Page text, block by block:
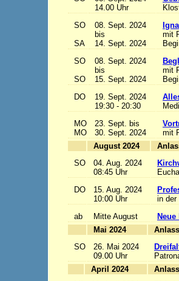
14.00 Uhr
SO
SA
08. Sept. 2024
bis
14. Sept. 2024
mit
SO
SO
08. Sept. 2024
bis
15. Sept. 2024
mit
DO
19. Sept. 2024
19:30 - 20:30
MO
MO
23. Sept. bis
30. Sept. 2024
mit
August 2024
SO
04. Aug. 2024
08:45 Uhr
DO
15. Aug. 2024
10:00 Uhr
in der
ab
Mitte August
Mai 2024
SO
26. Mai 2024
09.00 Uhr
April 2024